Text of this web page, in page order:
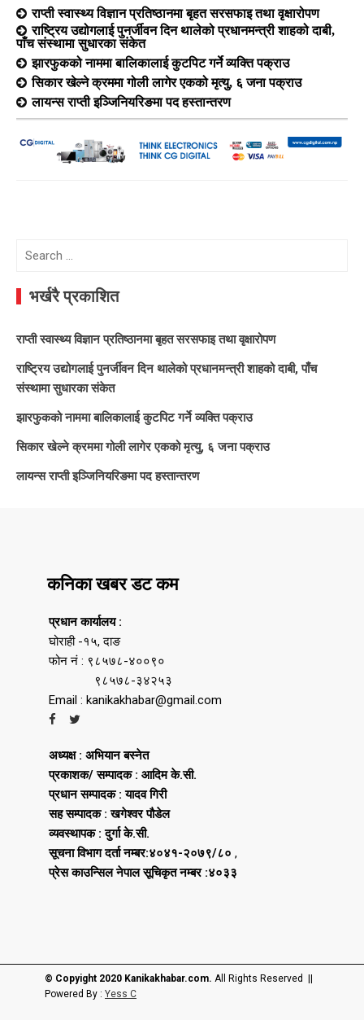
राप्ती स्वास्थ्य विज्ञान प्रतिष्ठानमा बृहत सरसफाइ तथा वृक्षारोपण
राष्ट्रिय उद्योगलाई पुनर्जीवन दिन थालेको प्रधानमन्त्री शाहको दाबी,
पाँच संस्थामा सुधारका संकेत
झारफुकको नाममा बालिकालाई कुटपिट गर्ने व्यक्ति पक्राउ
सिकार खेल्ने क्रममा गोली लागेर एकको मृत्यु, ६ जना पक्राउ
लायन्स राप्ती इञ्जिनियरिङमा पद हस्तान्तरण
Search
भर्खरै प्रकाशित
राप्ती स्वास्थ्य विज्ञान प्रतिष्ठानमा बृहत सरसफाइ तथा वृक्षारोपण
राष्ट्रिय उद्योगलाई पुनर्जीवन दिन थालेको प्रधानमन्त्री शाहको दाबी, पाँच
संस्थामा सुधारका संकेत
झारफुकको नाममा बालिकालाई कुटपिट गर्ने व्यक्ति पक्राउ
सिकार खेल्ने क्रममा गोली लागेर एकको मृत्यु, ६ जना पक्राउ
लायन्स राप्ती इञ्जिनियरिङमा पद हस्तान्तरण
कनिका खबर डट कम
प्रधान कार्यालय :
घोराही -१५, दाङ
फोन नं : ९८५७८-४००९०
९८५७८-३४२५३
Email : kanikakhabar@gmail.com
अध्यक्ष : अभियान बस्नेत
प्रकाशक/ सम्पादक : आदिम के.सी.
प्रधान सम्पादक : यादव गिरी
सह सम्पादक : खगेश्वर पौडेल
व्यवस्थापक : दुर्गा के.सी.
सूचना विभाग दर्ता नम्बर:४०४१-२०७९/८० ,
प्रेस काउन्सिल नेपाल सूचिकृत नम्बर :४०३३
© Copyight 2020 Kanikakhabar.com. All Rights Reserved ||
Powered By : Yess C